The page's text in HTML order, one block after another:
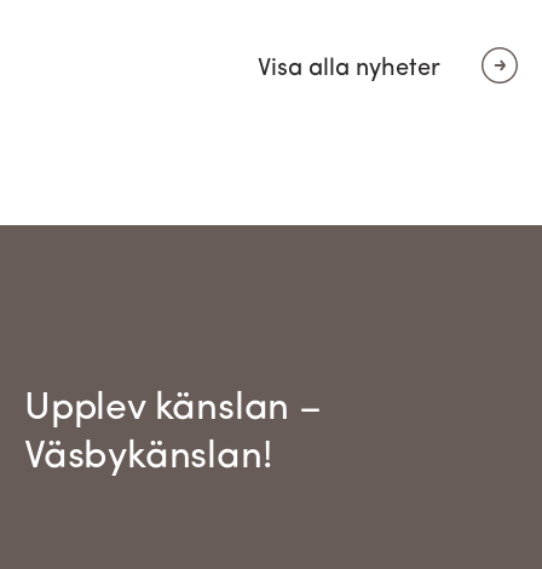
Visa alla nyheter
Upplev känslan –
Väsbykänslan!